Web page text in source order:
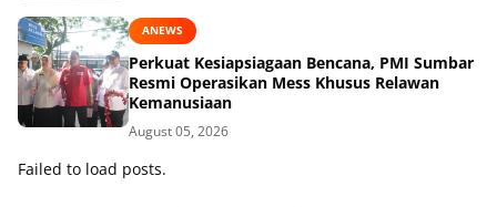
ANEWS
Perkuat Kesiapsiagaan Bencana, PMI Sumbar
Resmi Operasikan Mess Khusus Relawan
Kemanusiaan
August 05, 2026
Failed to load posts.